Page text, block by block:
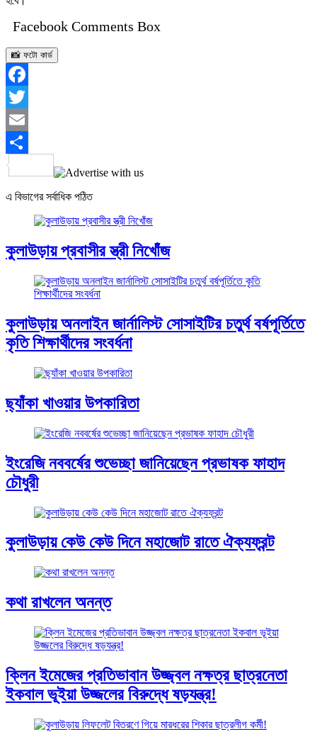
Facebook Comments Box
📸 ফটো কার্ড
Facebook
Twitter
Email
Share
এ বিভাগের সর্বাধিক পঠিত
কুলাউড়ায় প্রবাসীর স্ত্রী নিখোঁজ
কুলাউড়ায় অনলাইন জার্নালিস্ট সোসাইটির চতুর্থ বর্ষপূর্তিতে
কৃতি শিক্ষার্থীদের সংবর্ধনা
ছ্যাঁকা খাওয়ার উপকারিতা
ইংরেজি নববর্ষের শুভেচ্ছা জানিয়েছেন প্রভাষক ফাহাদ
চৌধুরী
কুলাউড়ায় কেউ কেউ দিনে মহাজোট রাতে ঐক্যফ্রন্ট
কথা রাখলেন অনন্ত
ক্লিন ইমেজের প্রতিভাবান উজ্জ্বল নক্ষত্র ছাত্রনেতা
ইকবাল ভূইয়া উজ্জলের বিরুদ্ধে ষড়যন্ত্র!